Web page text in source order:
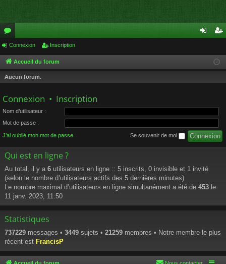
or
u
m
cri
Connexion Inscription
Accueil du forum
Aucun forum.
Connexion • Inscription
Nom d’utilisateur :
Mot de passe :
J’ai oublié mon mot de passe Se souvenir de moi
Qui est en ligne ?
Au total, il y a 6 utilisateurs en ligne :: 5 inscrits, 0 invisible et 1 invité
(selon le nombre d’utilisateurs actifs des 5 dernières minutes)
Le nombre maximal d’utilisateurs en ligne simultanément a été de 453 le
11 janv. 2023, 11:50
Statistiques
737229 messages • 3449 sujets • 21259 membres • Notre membre le plus
récent est FrancisP